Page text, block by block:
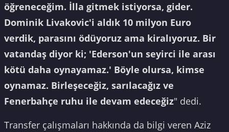
öğreneceğim. İlla gitmek istiyorsa, gider.
Dominik Livakovic'i aldık 10 milyon Euro
verdik, parasını ödüyoruz ama kiralıyoruz. Bir
vatandaş diyor ki; 'Ederson'un seyirci ile arası
kötü daha oynayamaz.' Böyle olursa, kimse
oynamaz. Birleşeceğiz, sarılacağız ve
Fenerbahçe ruhu ile devam edeceğiz" dedi.
Transfer çalışmaları hakkında da bilgi veren Aziz